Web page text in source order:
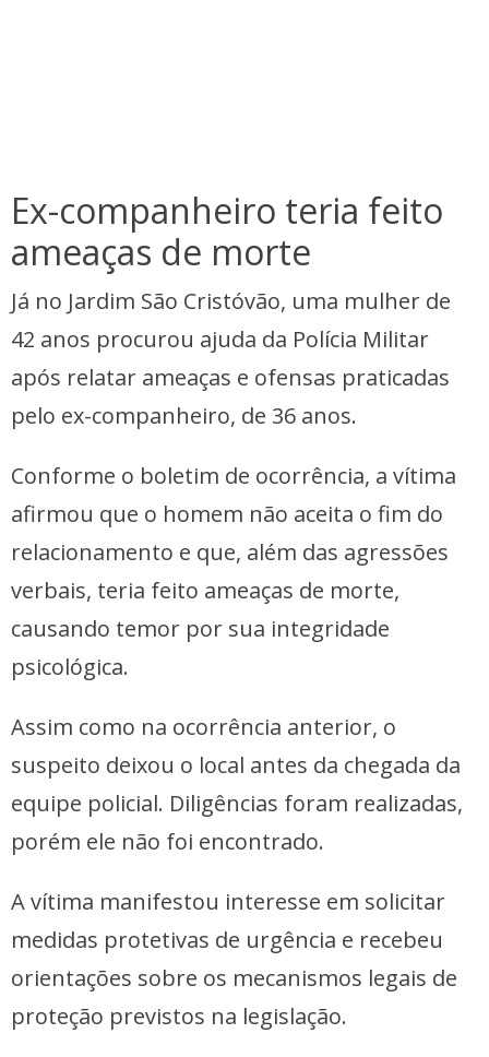
Ex-companheiro teria feito
ameaças de morte
Já no Jardim São Cristóvão, uma mulher de
42 anos procurou ajuda da Polícia Militar
após relatar ameaças e ofensas praticadas
pelo ex-companheiro, de 36 anos.
Conforme o boletim de ocorrência, a vítima
afirmou que o homem não aceita o fim do
relacionamento e que, além das agressões
verbais, teria feito ameaças de morte,
causando temor por sua integridade
psicológica.
Assim como na ocorrência anterior, o
suspeito deixou o local antes da chegada da
equipe policial. Diligências foram realizadas,
porém ele não foi encontrado.
A vítima manifestou interesse em solicitar
medidas protetivas de urgência e recebeu
orientações sobre os mecanismos legais de
proteção previstos na legislação.